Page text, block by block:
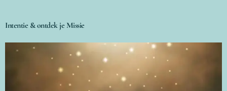
Intentie & ontdek je Missie